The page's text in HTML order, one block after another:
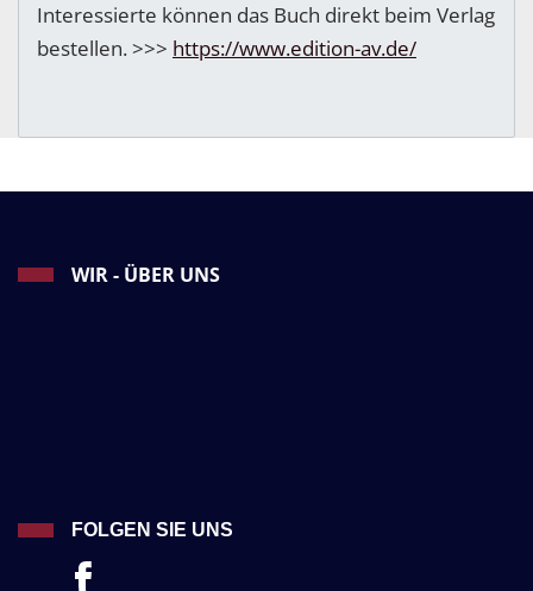
Interessierte können das Buch direkt beim Verlag
bestellen. >>> https://www.edition-av.de/
WIR - ÜBER UNS
FOLGEN SIE UNS